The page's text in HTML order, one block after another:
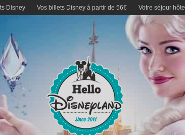
Disney Vos billets Disney à partir de 56€ Votre séjour